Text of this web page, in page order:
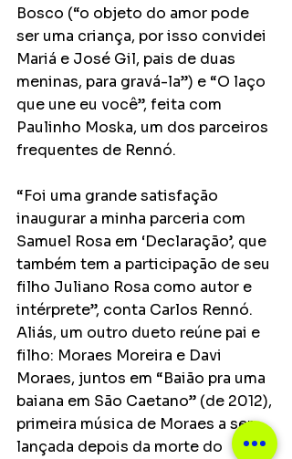
Bosco (“o objeto do amor pode
ser uma criança, por isso convidei
Mariá e José Gil, pais de duas
meninas, para gravá-la”) e “O laço
que une eu você”, feita com
Paulinho Moska, um dos parceiros
frequentes de Rennó.
“Foi uma grande satisfação
inaugurar a minha parceria com
Samuel Rosa em ‘Declaração’, que
também tem a participação de seu
filho Juliano Rosa como autor e
intérprete”, conta Carlos Rennó.
Aliás, um outro dueto reúne pai e
filho: Moraes Moreira e Davi
Moraes, juntos em “Baião pra uma
baiana em São Caetano” (de 2012),
primeira música de Moraes a ser
lançada depois da morte do